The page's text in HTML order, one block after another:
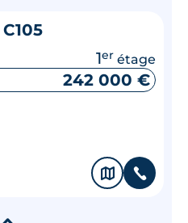
C105
1er étage
242 000 €
🗞 📞